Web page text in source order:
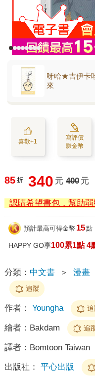
呀哈★吉伊卡
來
喜歡+1
寫評價
賺金幣
85 折 340 元 400 元
認購希望書包，幫助弱
預計最高可得金幣 15點
HAPPY GO享100累1點 4
分類： 中文書 ＞ 漫畫
追蹤
作者： Youngha
繪者： Bakdam 追
譯者： Bomtoon Taiwan
出版社： 平心出版